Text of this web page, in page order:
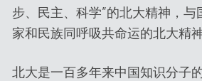
步、民主、科学”的北大精神，与
家和民族同呼吸共命运的北大精神
北大是一百多年来中国知识分子